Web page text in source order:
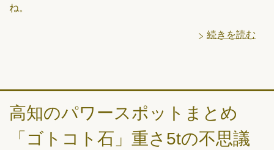
ね。
続きを読む
高知のパワースポットまとめ
「ゴトコト石」重さ5tの不思議